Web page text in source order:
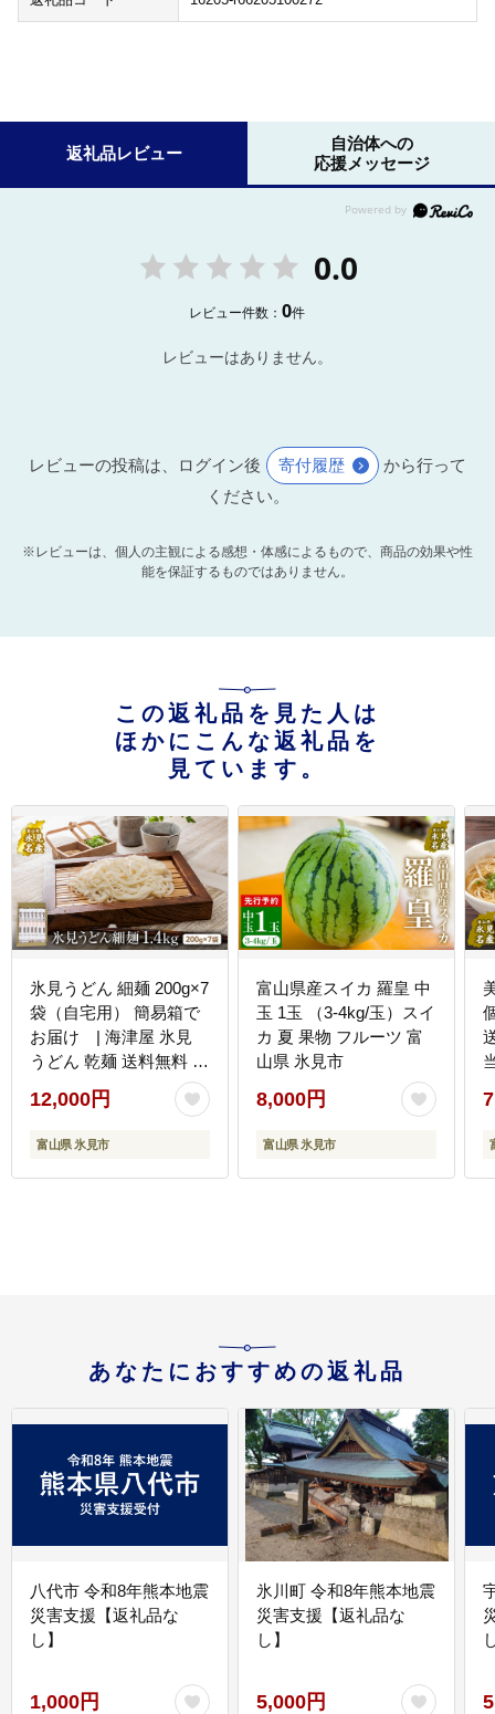
返礼品レビュー
自治体への
応援メッセージ
0.0
レビュー件数：0件
レビューはありません。
レビューの投稿は、ログイン後 寄付履歴
から行って
ください。
※レビューは、個人の主観による感想・体感によるもので、商品の効果や性
能を保証するものではありません。
この返礼品を見た人は
ほかにこんな返礼品を
見ています。
氷見うどん 細麺 200g×7
袋（自宅用） 簡易箱で
お届け | 海津屋 氷見
うどん 乾麺 送料無料 細
麺 手延べ ご当地 常温保
存 無添加 高級うどん 家
庭用 常備 麺 常温
12,000円
富山県 氷見市
富山県産スイカ 羅皇 中
玉 1玉 （3-4kg/玉）スイ
カ 夏 果物 フルーツ 富
山県 氷見市
8,000円
富山県 氷見市
個入
あなたにおすすめの返礼品
八代市 令和8年熊本地震
災害支援【返礼品な
し】
1,000円
氷川町 令和8年熊本地震
災害支援【返礼品な
し】
5,000円